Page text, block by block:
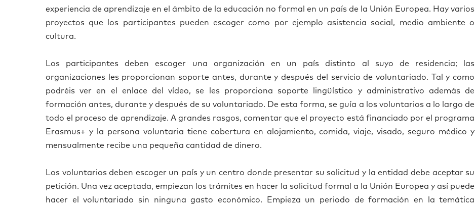
experiencia de aprendizaje en el ámbito de la educación no formal en un país de la Unión Europea. Hay varios
proyectos que los participantes pueden escoger como por ejemplo asistencia social, medio ambiente o
cultura.
Los participantes deben escoger una organización en un país distinto al suyo de residencia; las
organizaciones les proporcionan soporte antes, durante y después del servicio de voluntariado. Tal y como
podréis ver en el enlace del vídeo, se les proporciona soporte lingüístico y administrativo además de
formación antes, durante y después de su voluntariado. De esta forma, se guía a los voluntarios a lo largo de
todo el proceso de aprendizaje. A grandes rasgos, comentar que el proyecto está financiado por el programa
Erasmus+ y la persona voluntaria tiene cobertura en alojamiento, comida, viaje, visado, seguro médico y
mensualmente recibe una pequeña cantidad de dinero.
Los voluntarios deben escoger un país y un centro donde presentar su solicitud y la entidad debe aceptar su
petición. Una vez aceptada, empiezan los trámites en hacer la solicitud formal a la Unión Europea y así puede
hacer el voluntariado sin ninguna gasto económico. Empieza un periodo de formación en la temática